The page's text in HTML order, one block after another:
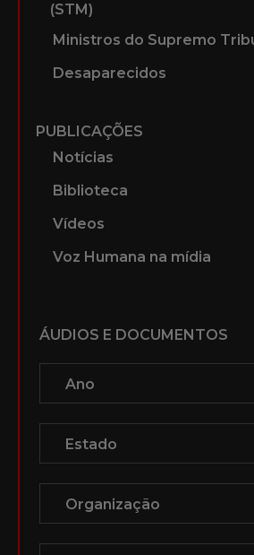
(STM)
Ministros do Supremo
Desaparecidos
PUBLICAÇÕES
Notícias
Biblioteca
Vídeos
Voz Humana na mídia
ÁUDIOS E DOCUMENTOS